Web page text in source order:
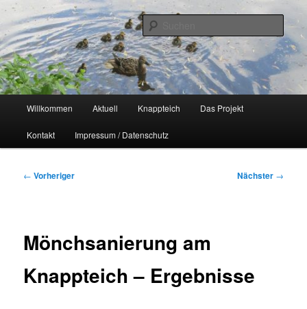
Zum
primären
Inhalt
springenUnser Knappteich
Naherholungsgebiet im Chemnitzer Yorckgebiet
Willkommen Aktuell Knappteich Das Projekt
Kontakt Impressum / Datenschutz
Beitragsnavigation
← Vorheriger Nächster →
Mönchsanierung am
Knappteich – Ergebnisse